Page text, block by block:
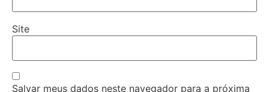
Site
Salvar meus dados neste navegador para a próxima